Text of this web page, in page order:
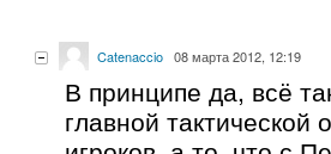
Catenaccio 08 марта 2012, 12:19
В принципе да, всё
главной